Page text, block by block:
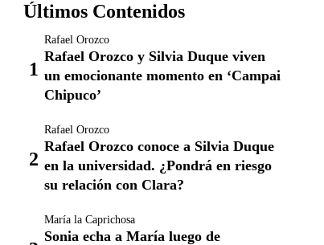
Últimos Contenidos
Rafael Orozco
Rafael Orozco y Silvia Duque viven
un emocionante momento en ‘Campai
Chipuco’
Rafael Orozco
Rafael Orozco conoce a Silvia Duque
en la universidad. ¿Pondrá en riesgo
su relación con Clara?
María la Caprichosa
Sonia echa a María luego de